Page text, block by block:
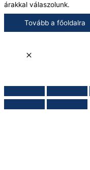
árakkal válaszolunk.
Tovább a főoldalra